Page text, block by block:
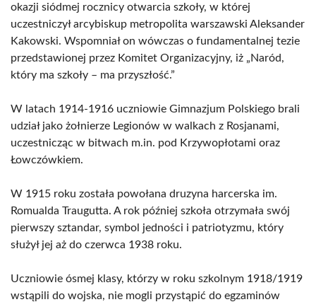
okazji siódmej rocznicy otwarcia szkoły, w której
uczestniczył arcybiskup metropolita warszawski Aleksander
Kakowski. Wspomniał on wówczas o fundamentalnej tezie
przedstawionej przez Komitet Organizacyjny, iż „Naród,
który ma szkoły – ma przyszłość.”
W latach 1914-1916 uczniowie Gimnazjum Polskiego brali
udział jako żołnierze Legionów w walkach z Rosjanami,
uczestnicząc w bitwach m.in. pod Krzywopłotami oraz
Łowczówkiem.
W 1915 roku została powołana druzyna harcerska im.
Romualda Traugutta. A rok później szkoła otrzymała swój
pierwszy sztandar, symbol jedności i patriotyzmu, który
służył jej aż do czerwca 1938 roku.
Uczniowie ósmej klasy, którzy w roku szkolnym 1918/1919
wstąpili do wojska, nie mogli przystąpić do egzaminów